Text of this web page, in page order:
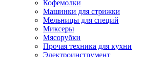
Кофемолки
Машинки для стрижки
Мельницы для специй
Миксеры
Мясорубки
Прочая техника для кухни
Электроинструмент